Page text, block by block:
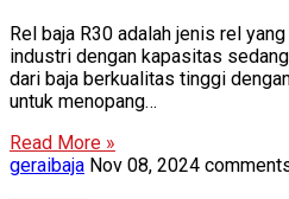
Rel baja R30 adalah jenis rel
industri dengan kapasitas
dari baja berkualitas tinggi
untuk menopang…
Read More »
geraibaja Nov 08, 2024